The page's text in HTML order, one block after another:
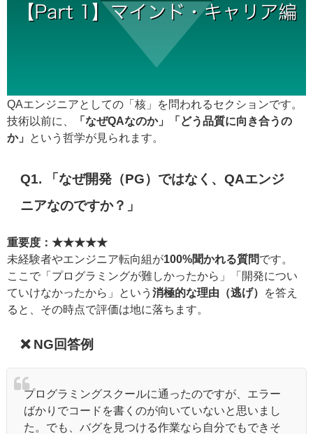
QAエンジニアとしての「核」を問われるセクションです。
技術以前に、
「なぜQAなのか」「どう品質に向き合うの
か」
という哲学が見られます。
Q1. 「なぜ開発（PG）ではなく、QAエンジ
ニアなのですか？」
重要度：★★★★★
未経験者やエンジニア転向組が100%聞かれる質問です。
ここで「プログラミングが難しかったから」「開発につい
ていけなかったから」という 消極的な理由（逃げ）
を答え
ると、その時点で評価は地に落ちます。
❌ NG回答例
プログラミングスクールに通ったのですが、エラー
ばかりでコードを書くのが向いていないと思いまし
た。でも、バグを見つける作業なら自分でもできそ